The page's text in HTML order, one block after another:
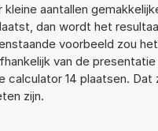
kleine aantallen
dan wordt het
voorbeeld zou
van de
calculator 14 plaatsen.
zijn.